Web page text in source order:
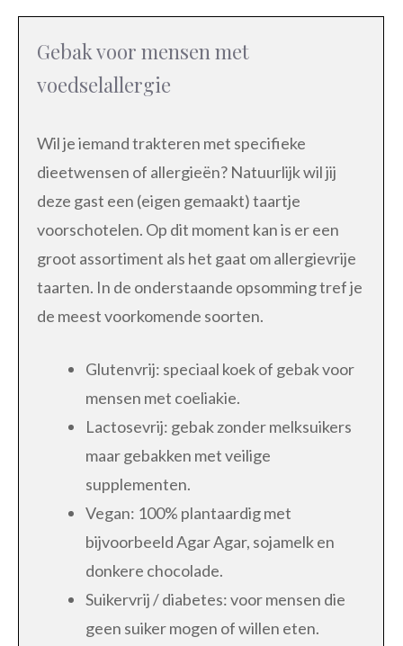
Gebak voor mensen met
voedselallergie
Wil je iemand trakteren met specifieke
dieetwensen of allergieën? Natuurlijk wil jij
deze gast een (eigen gemaakt) taartje
voorschotelen. Op dit moment kan is er een
groot assortiment als het gaat om allergievrije
taarten. In de onderstaande opsomming tref je
de meest voorkomende soorten.
Glutenvrij: speciaal koek of gebak voor
mensen met coeliakie.
Lactosevrij: gebak zonder melksuikers
maar gebakken met veilige
supplementen.
Vegan: 100% plantaardig met
bijvoorbeeld Agar Agar, sojamelk en
donkere chocolade.
Suikervrij / diabetes: voor mensen die
geen suiker mogen of willen eten.